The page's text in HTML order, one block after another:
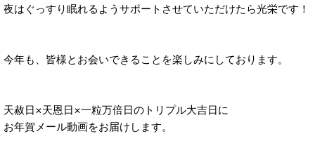
夜はぐっすり眠れるようサポートさせていただけたら光栄です！
今年も、皆様とお会いできることを楽しみにしております。
天赦日×天恩日×一粒万倍日のトリプル大吉日に
お年賀メール動画をお届けします。